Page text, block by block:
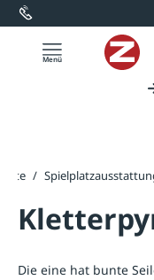
springen
/
Die eine hat bunte